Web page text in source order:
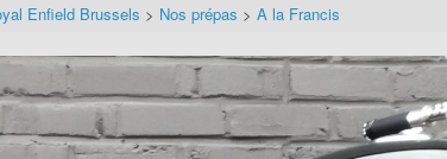
Enfield Brussels > Nos prépas > A la Francis